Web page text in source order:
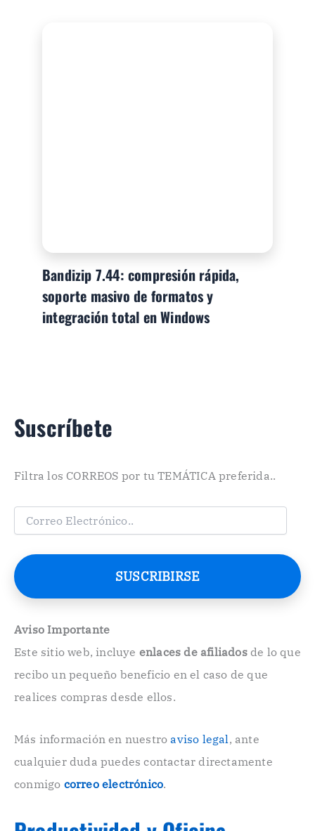
Bandizip 7.44: compresión rápida,
soporte masivo de formatos y
integración total en Windows
Suscríbete
Filtra los CORREOS por tu TEMÁTICA preferida..
C
e
o
e
t
ó
n
o
.
SUSCRIBIRSE
Aviso Importante
Este sitio web, incluye enlaces de afiliadosde lo que
recibo un pequeño beneficio en el caso de que
realices compras desde ellos.
Más información en nuestroaviso legal, ante
cualquier duda puedes contactar directamente
conmigo correo electrónico.